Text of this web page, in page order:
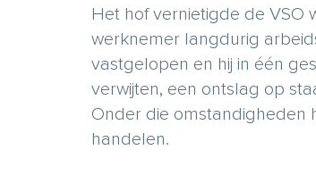
Het hof vernietigde de VSO
werknemer langdurig
vastgelopen en hij in één
verwijten, een ontslag op
Onder die omstandigheden
handelen.